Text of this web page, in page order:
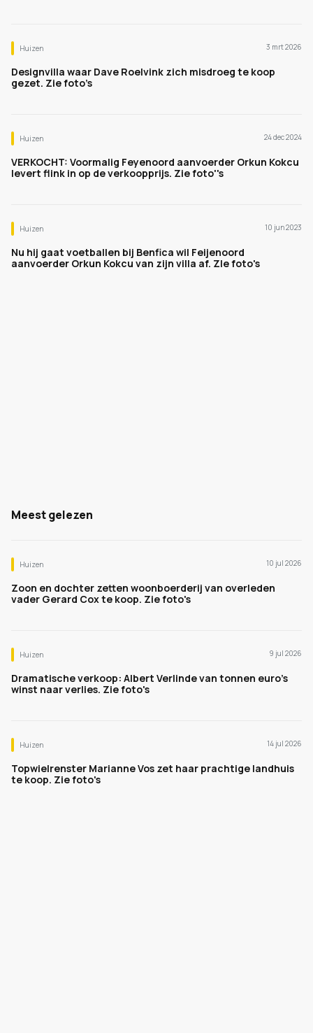
Huizen 3 mrt 2026
Designvilla waar Dave Roelvink zich misdroeg te koop
gezet. Zie foto’s
Huizen 24 dec 2024
VERKOCHT: Voormalig Feyenoord aanvoerder Orkun Kokcu
levert flink in op de verkoopprijs. Zie foto''s
Huizen 10 jun 2023
Nu hij gaat voetballen bij Benfica wil Feijenoord
aanvoerder Orkun Kokcu van zijn villa af. ZIe foto's
Meest gelezen
Huizen 10 jul 2026
Zoon en dochter zetten woonboerderij van overleden
vader Gerard Cox te koop. Zie foto's
Huizen 9 jul 2026
Dramatische verkoop: Albert Verlinde van tonnen euro's
winst naar verlies. Zie foto's
Huizen 14 jul 2026
Topwielrenster Marianne Vos zet haar prachtige landhuis
te koop. Zie foto's